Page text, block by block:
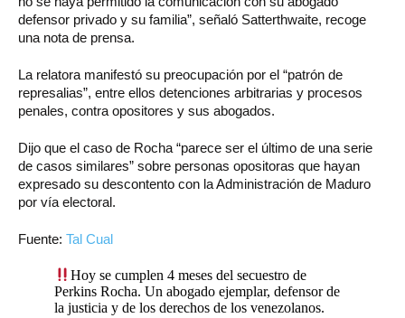
defensor privado y su familia”, señaló Satterthwaite, recoge
una nota de prensa.
La relatora manifestó su preocupación por el “patrón de
represalias”, entre ellos detenciones arbitrarias y procesos
penales, contra opositores y sus abogados.
Dijo que el caso de Rocha “parece ser el último de una serie
de casos similares” sobre personas opositoras que hayan
expresado su descontento con la Administración de Maduro
por vía electoral.
Fuente: Tal Cual
Hoy se cumplen 4 meses del secuestro de
Perkins Rocha. Un abogado ejemplar, defensor de
la justicia y de los derechos de los venezolanos.